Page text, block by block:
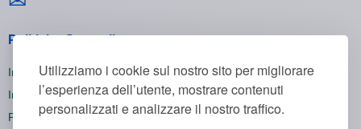
Utilizziamo i cookie sul nostro sito per migliorare
l’esperienza dell’utente, mostrare contenuti
personalizzati e analizzare il nostro traffico.
Politiche Generali
Informativa sulla Privacy
Informativa sui Cookie
Politica di Rimborso